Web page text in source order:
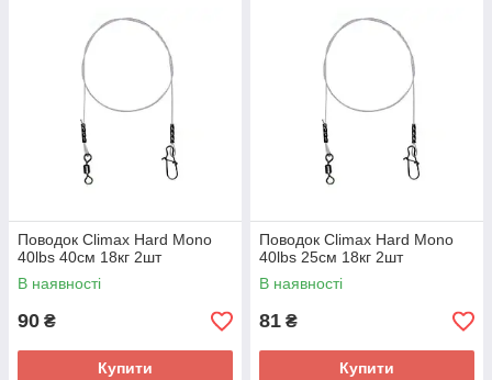
Поводок Climax Hard Mono
40lbs 40см 18кг 2шт
В наявності
90 ₴
Купити
Поводок Climax Hard Mono
40lbs 25см 18кг 2шт
В наявності
81 ₴
Купити